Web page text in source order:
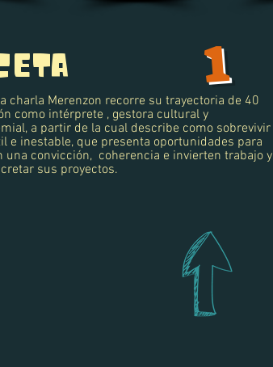
1
charla Merenzon recorre su trayectoria de 40
como intérprete , gestora cultural y
a partir de la cual describe como sobrevivir
e inestable, que presenta oportunidades para
una convicción, coherencia e invierten trabajo y
sus proyectos.